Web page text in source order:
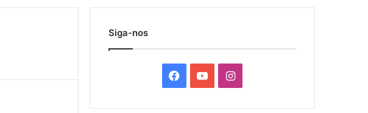
por
Siga-nos
I